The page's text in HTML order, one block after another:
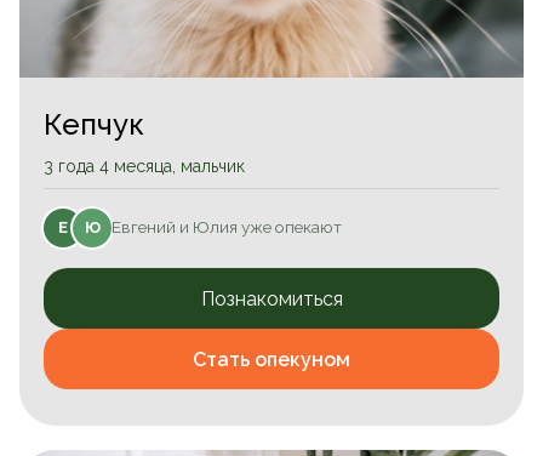
Кепчук
3 года 4 месяца, мальчик
Е Ю Евгений и Юлия уже опекают
Познакомиться
Стать опекуном